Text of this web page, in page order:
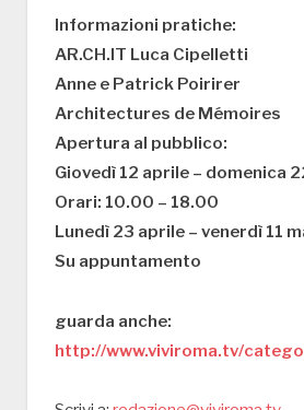
Informazioni pratiche:
AR.CH.IT Luca Cipelletti
Anne e Patrick Poirirer
Architectures de Mémoires
Apertura al pubblico:
Giovedì 12 aprile – domenica
Orari: 10.00 – 18.00
Lunedì 23 aprile – venerdì 11
Su appuntamento
guarda anche:
http://www.viviroma.tv/